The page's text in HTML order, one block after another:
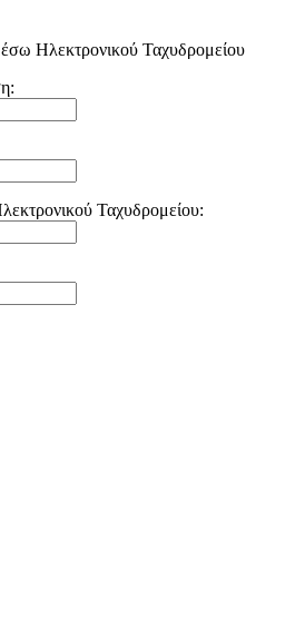
Ηλεκτρονικού Ταχυδρομείου
Ταχυδρομείου: